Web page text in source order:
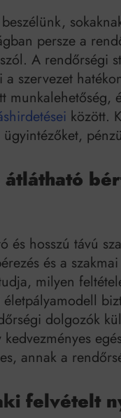
persze a
A rendőrségi
szervezet
munkalehetőség,
között.
és hosszú távú
és a
milyen
dolgozók
annak a
felvételt